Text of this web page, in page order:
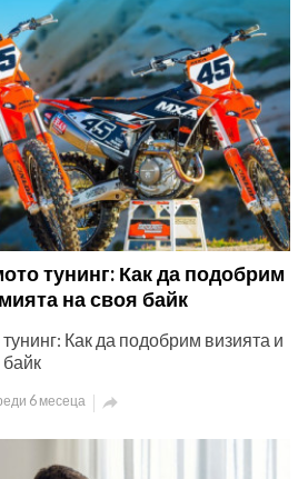
тунинг: Как да подобрим
на своя байк
Как да подобрим визията и
6 месеца 